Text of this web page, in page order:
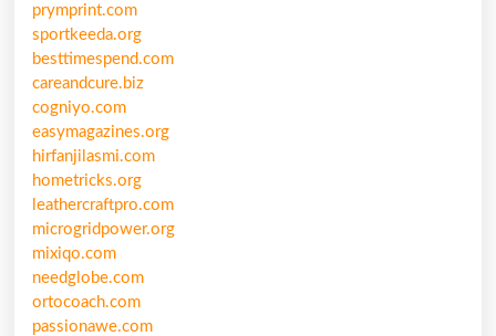
prymprint.com
sportkeeda.org
besttimespend.com
careandcure.biz
cogniyo.com
easymagazines.org
hirfanjilasmi.com
hometricks.org
leathercraftpro.com
microgridpower.org
mixiqo.com
needglobe.com
ortocoach.com
passionawe.com